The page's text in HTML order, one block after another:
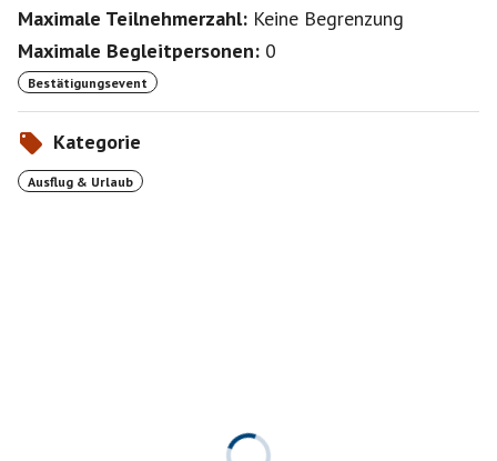
Maximale Teilnehmerzahl: Keine Begrenzung
Maximale Begleitpersonen: 0
Bestätigungsevent
Kategorie
Ausflug & Urlaub